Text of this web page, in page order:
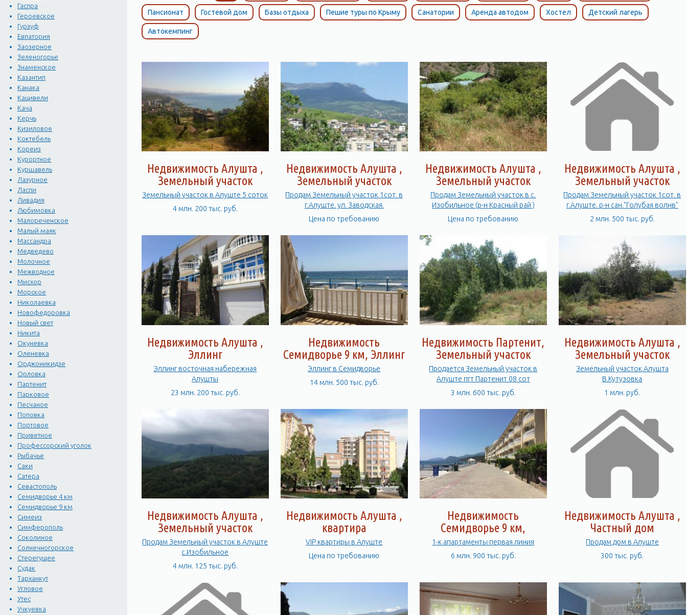
Гаспра
Героевское
Гурзуф
Евпатория
Заозерное
Зеленогорье
Знаменское
Казантип
Канака
Кацивели
Кача
Керчь
Кизиловое
Коктебель
Кореиз
Курортное
Куршавель
Лазурное
Ласпи
Ливадия
Любимовка
Малореченское
Малый маяк
Массандра
Медведево
Молочное
Межводное
Мисхор
Морское
Николаевка
Новофедоровка
Новый свет
Никита
Окуневка
Оленевка
Орджоникидзе
Орловка
Партенит
Парковое
Песчаное
Поповка
Портовое
Приветное
Профессорский уголок
Рыбачье
Саки
Сатера
Севастополь
Семидворье 4 км
Семидворье 9 км
Симеиз
Симферополь
Соколиное
Солнечногорское
Стерегущее
Судак
Тарханкут
Угловое
Утес
Учкуевка
Пансионат Гостевой дом Базы отдыха Пешие туры по Крыму Санатории Аренда автодом Хостел Детский лагерь
Автокемпинг
Недвижимость Алушта ,
Земельный участок
Земельный участок в Алуште 5 соток
4 млн. 200 тыс. руб.
Недвижимость Алушта ,
Земельный участок
Продам Земельный участок 1сот. в
г.Алуште. ул. Заводская.
Цена по требованию
Недвижимость Алушта ,
Земельный участок
Продам Земельный участок в с.
Изобильное (р-н Красный рай )
Цена по требованию
Недвижимость Алушта ,
Земельный участок
Продам Земельный участок 1сот. в
г.Алуште. р-н сан."Голубая волнв"
2 млн. 500 тыс. руб.
Недвижимость Алушта ,
Эллинг
Эллинг восточная набережная
Алушты
23 млн. 200 тыс. руб.
Недвижимость
Семидворье 9 км, Эллинг
Эллинг в Семидворье
14 млн. 500 тыс. руб.
Недвижимость Партенит,
Земельный участок
Продается Земельный участок в
Алуште пгт Партенит 08 сот
3 млн. 600 тыс. руб.
Недвижимость Алушта ,
Земельный участок
Земельный участок Алушта
В.Кутузовка
1 млн. руб.
Недвижимость Алушта ,
Земельный участок
Продам Земельный участок в Алуште
с.Изобильное
4 млн. 125 тыс. руб.
Недвижимость Алушта ,
квартира
VIP квартиры в Алуште
Цена по требованию
Недвижимость
Семидворье 9 км,
квартира
1-к апартаменты первая линия
6 млн. 900 тыс. руб.
Недвижимость Алушта ,
Частный дом
Продам дом в Алуште
300 тыс. руб.